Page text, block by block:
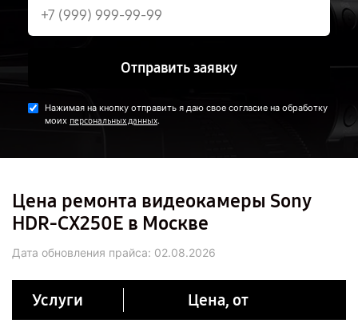
Отправить заявку
Нажимая на кнопку отправить я даю свое согласие на обработку
моих персональных данных.
Цена ремонта видеокамеры Sony
HDR-CX250E в Москве
Дата обновления прайса: 02.08.2026
Услуги Цена, от